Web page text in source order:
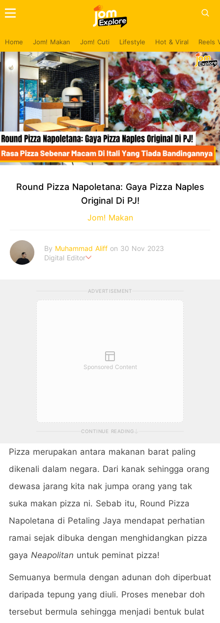
Home Jom! Makan Jom! Cuti Lifestyle Hot & Viral Reels
Round Pizza Napoletana: Gaya Pizza Naples
Original Di PJ!
Jom! Makan
By Muhammad Aliff on 30 Nov 2023
Digital Editor
ADVERTISEMENT
Sponsored Content
CONTINUE READING
Pizza merupakan antara makanan barat paling
dikenali dalam negara. Dari kanak sehingga orang
dewasa jarang kita nak jumpa orang yang tak
suka makan pizza ni. Sebab itu, Round Pizza
Napoletana di Petaling Jaya mendapat perhatian
ramai sejak dibuka dengan menghidangkan pizza
gaya Neapolitan untuk peminat pizza!
Semuanya bermula dengan adunan doh diperbuat
daripada tepung yang diuli. Proses menebar doh
tersebut bermula sehingga menjadi bentuk bulat